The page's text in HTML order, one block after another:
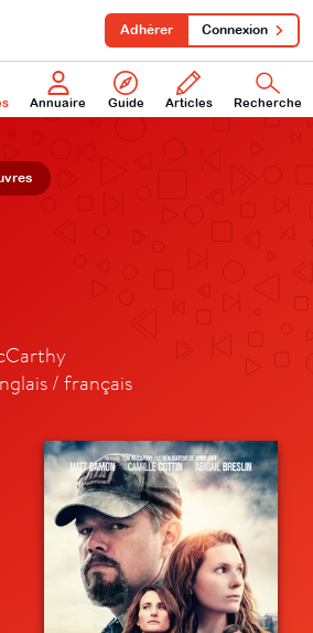
Annuaire Guide Articles Recherche
Adhérer Connexion
/ français